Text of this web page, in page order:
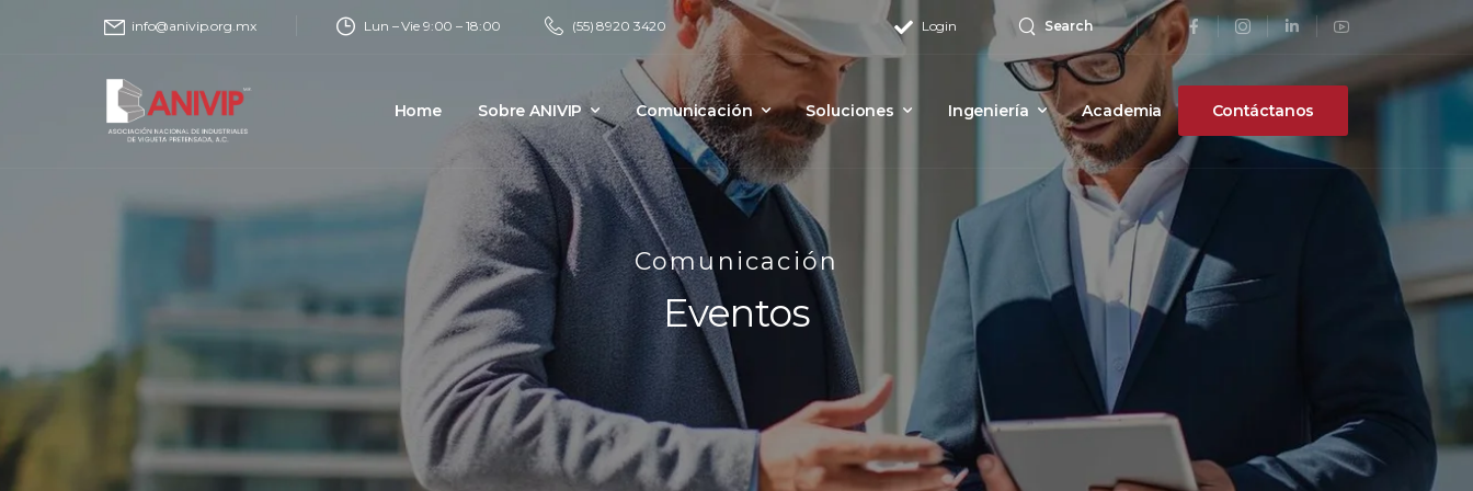
info@anivip.org.mx Lun – Vie 9:00 – 18:00 (55) 8920 3420 Login Search
Home Sobre ANIVIP Comunicación Soluciones Ingeniería Academia Contáctanos
Comunicación
Eventos